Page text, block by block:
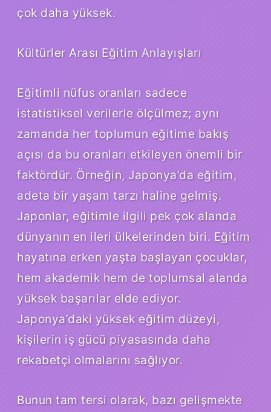
çok daha yüksek.
Kültürler Arası Eğitim Anlayışları
Eğitimli nüfus oranları sadece
istatistiksel verilerle ölçülmez; aynı
zamanda her toplumun eğitime bakış
açısı da bu oranları etkileyen önemli bir
faktördür. Örneğin, Japonya’da eğitim,
adeta bir yaşam tarzı haline gelmiş.
Japonlar, eğitimle ilgili pek çok alanda
dünyanın en ileri ülkelerinden biri. Eğitim
hayatına erken yaşta başlayan çocuklar,
hem akademik hem de toplumsal alanda
yüksek başarılar elde ediyor.
Japonya’daki yüksek eğitim düzeyi,
kişilerin iş gücü piyasasında daha
rekabetçi olmalarını sağlıyor.
Bunun tam tersi olarak, bazı gelişmekte